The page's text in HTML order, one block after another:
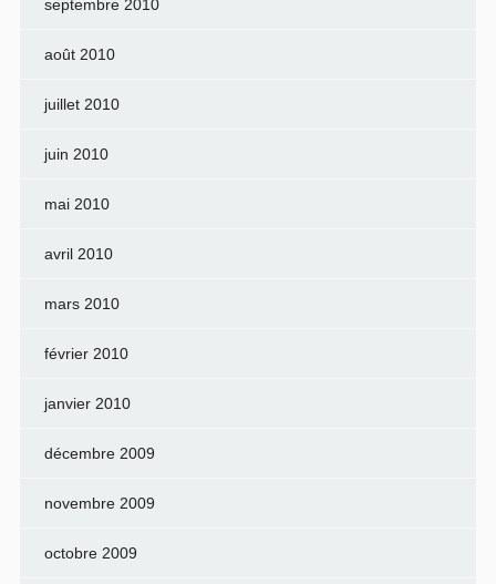
septembre 2010
août 2010
juillet 2010
juin 2010
mai 2010
avril 2010
mars 2010
février 2010
janvier 2010
décembre 2009
novembre 2009
octobre 2009